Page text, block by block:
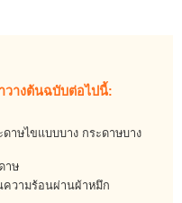
วางต้นฉบับต่อไปนี้:
าษไขแบบบาง กระดาษบาง
าษ
ความร้อนผ่านผ้าหมึก